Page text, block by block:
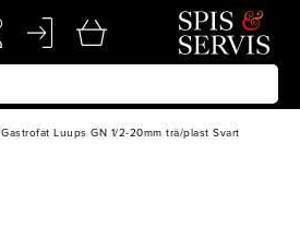
Gastrofat Luups GN 1/2-20mm trä/plast Svart